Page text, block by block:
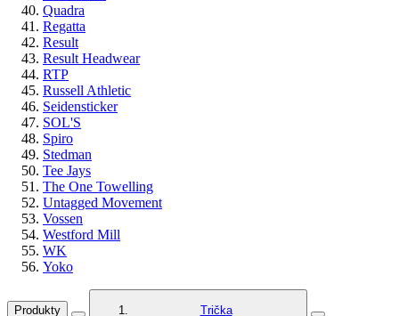
Quadra
Regatta
Result
Result Headwear
RTP
Russell Athletic
Seidensticker
SOL'S
Spiro
Stedman
Tee Jays
The One Towelling
Untagged Movement
Vossen
Westford Mill
WK
Yoko
Produkty
Trička